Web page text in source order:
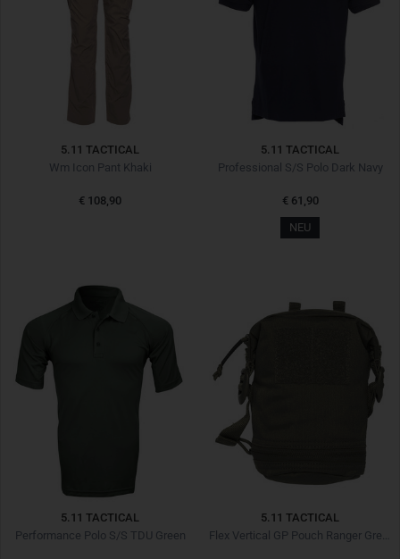
5.11 TACTICAL
Wm Icon Pant Khaki
€ 108,90
5.11 TACTICAL
Professional S/S Polo Dark Navy
€ 61,90
NEU
5.11 TACTICAL
Performance Polo S/S TDU Green
5.11 TACTICAL